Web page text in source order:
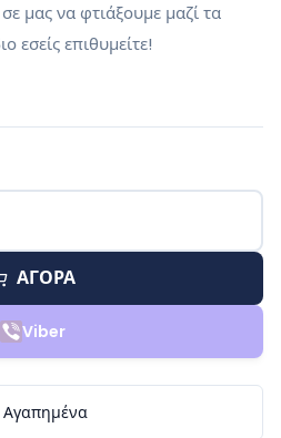
μας να φτιάξουμε μαζί τα
εσείς επιθυμείτε!
ΑΓΟΡΑ
Viber
Αγαπημένα